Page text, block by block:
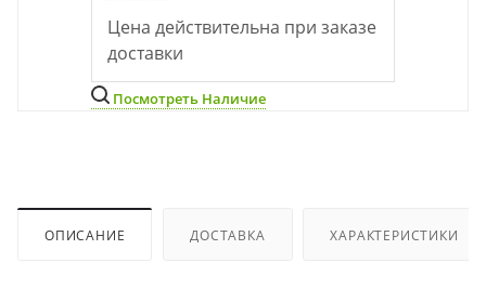
Цена действительна при заказе
доставки
Посмотреть Наличие
ОПИСАНИЕ ДОСТАВКА ХАРАКТЕРИСТИКИ